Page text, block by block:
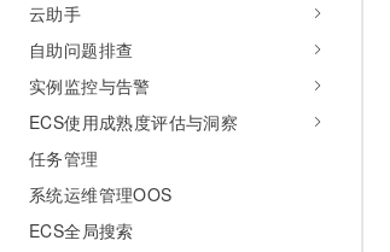
云助手
自助问题排查
实例监控与告警
ECS使用成熟度评估与洞察
任务管理
系统运维管理OOS
ECS全局搜索